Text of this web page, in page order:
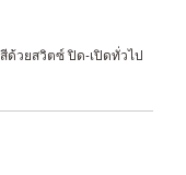
ด้วยสวิตซ์ ปิด-เปิดทั่วไป